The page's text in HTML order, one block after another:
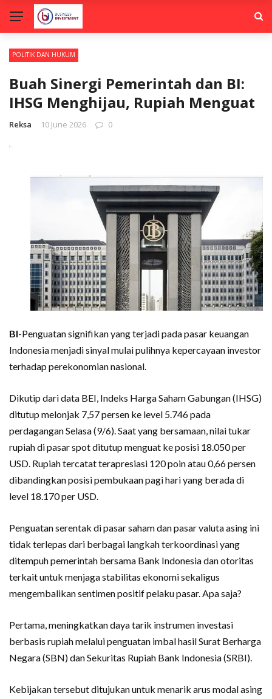
POLITIK DAN HUKUM
Buah Sinergi Pemerintah dan BI:
IHSG Menghijau, Rupiah Menguat
Reksa 10 June 2026 0
BI-Penguatan signifikan yang terjadi pada pasar keuangan
Indonesia menjadi sinyal mulai pulihnya kepercayaan investor
terhadap perekonomian nasional.
Dikutip dari data BEI, Indeks Harga Saham Gabungan (IHSG)
ditutup melonjak 7,57 persen ke level 5.746 pada
perdagangan Selasa (9/6). Saat yang bersamaan, nilai tukar
rupiah di pasar spot ditutup menguat ke posisi 18.050 per
USD. Rupiah tercatat terapresiasi 120 poin atau 0,66 persen
dibandingkan posisi pembukaan pagi hari yang berada di
level 18.170 per USD.
Penguatan serentak di pasar saham dan pasar valuta asing ini
tidak terlepas dari berbagai langkah terkoordinasi yang
ditempuh pemerintah bersama Bank Indonesia dan otoritas
terkait untuk menjaga stabilitas ekonomi sekaligus
mengembalikan sentimen positif pelaku pasar. Apa saja?
Pertama, meningkatkan daya tarik instrumen investasi
berbasis rupiah melalui penguatan imbal hasil Surat Berharga
Negara (SBN) dan Sekuritas Rupiah Bank Indonesia (SRBI).
Kebijakan tersebut ditujukan untuk menarik arus modal asing